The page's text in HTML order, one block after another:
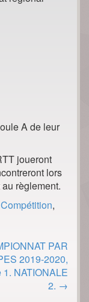
A de leur
joueront
lors
règlement.
,
PAR
2019-2020,
1. NATIONALE
2. →